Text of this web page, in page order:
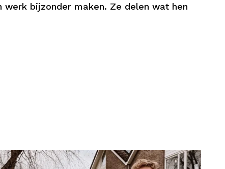
bijzonder maken. Ze delen wat hen